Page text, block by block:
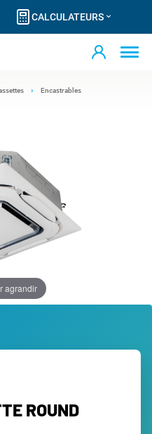
CALCULATEURS
Encastrables
agrandir
ROUND